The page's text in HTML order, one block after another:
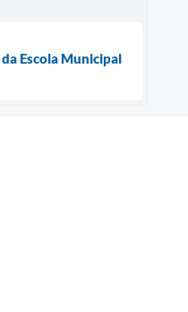
Escola Municipal